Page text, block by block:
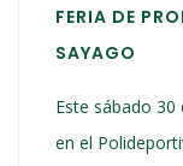
FERIA DE
SAYAGO
Este sábado
en el